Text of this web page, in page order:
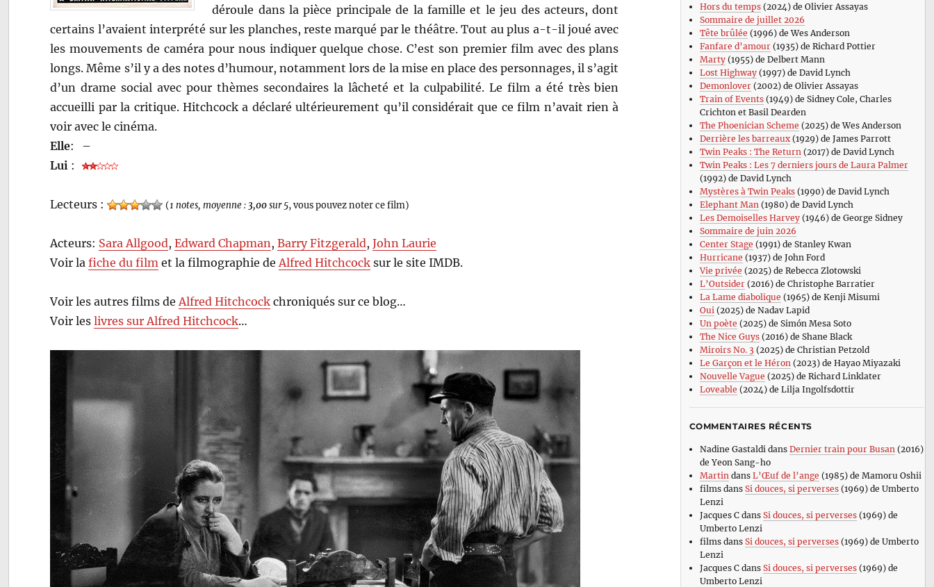
déroule dans la pièce principale de la famille et le jeu des acteurs, dont
certains l’avaient interprété sur les planches, reste marqué par le théâtre. Tout au plus a-t-il joué avec
les mouvements de caméra pour nous indiquer quelque chose. C’est son premier film avec des plans
longs. Même s’il y a des notes d’humour, notamment lors de la mise en place des personnages, il s’agit
d’un drame social avec pour thèmes secondaires la lâcheté et la culpabilité. Le film a été très bien
accueilli par la critique. Hitchcock a déclaré ultérieurement qu’il considérait que ce film n’avait rien à
voir avec le cinéma.
Elle:
–
Lui :
Lecteurs : (1 notes, moyenne : 3,00sur 5, vous pouvez noter ce film)
Acteurs: Sara Allgood,Edward Chapman ,Barry Fitzgerald,John Laurie
Voir lafiche du film et la filmographie de Alfred Hitchcock sur le site IMDB.
Voir les autres films de Alfred Hitchcock chroniqués sur ce blog…
Voir leslivres sur Alfred Hitchcock…
Hors du temps(2024) de Olivier Assayas
Sommaire de juillet 2026
Tête brûlée (1996) de Wes Anderson
Fanfare d’amour(1935) de Richard Pottier
Marty(1955) de Delbert Mann
Lost Highway(1997) de David Lynch
Demonlover(2002) de Olivier Assayas
Train of Events(1949) de Sidney Cole, Charles
Crichton et Basil Dearden
The Phoenician Scheme (2025) de Wes Anderson
Derrière les barreaux(1929) de James Parrott
Twin Peaks : The Return(2017) de David Lynch
Twin Peaks : Les 7 derniers jours de Laura Palmer
(1992) de David Lynch
Mystères à Twin Peaks(1990) de David Lynch
Elephant Man(1980) de David Lynch
Les Demoiselles Harvey(1946) de George Sidney
Sommaire de juin 2026
Center Stage (1991) de Stanley Kwan
Hurricane (1937) de John Ford
Vie privée (2025) de Rebecca Zlotowski
L’Outsider(2016) de Christophe Barratier
La Lame diabolique (1965) de Kenji Misumi
Oui(2025) de Nadav Lapid
Un poète (2025) de Simón Mesa Soto
The Nice Guys(2016) de Shane Black
Miroirs No. 3 (2025) de Christian Petzold
Le Garçon et le Héron(2023) de Hayao Miyazaki
Nouvelle Vague (2025) de Richard Linklater
Loveable (2024) de Lilja Ingolfsdottir
COMMENTAIRES RÉCENTS
Nadine Gastaldi dans Dernier train pour Busan (2016)
de Yeon Sang-ho
Martin dans L’Œuf de l’ange (1985) de Mamoru Oshii
filmsdans Si douces, si perverses(1969) de Umberto
Lenzi
Jacques Cdans Si douces, si perverses(1969) de
Umberto Lenzi
filmsdans Si douces, si perverses(1969) de Umberto
Lenzi
Jacques Cdans Si douces, si perverses(1969) de
Umberto Lenzi